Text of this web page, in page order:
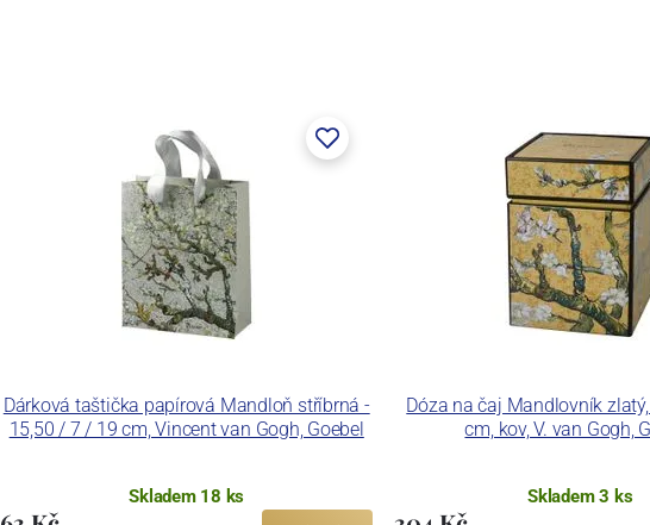
Dárková taštička papírová Mandloň stříbrná -
15,50 / 7 / 19 cm, Vincent van Gogh, Goebel
Skladem 18 ks
Dóza na čaj Mandlovník
cm, kov, V. van Gogh,
Skladem 3 ks